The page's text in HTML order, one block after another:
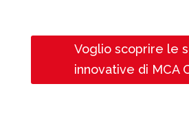
Voglio scoprire le
innovative di MCA